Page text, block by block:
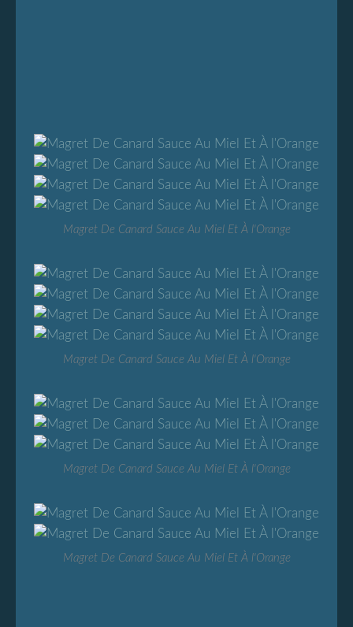
Magret De Canard Sauce Au Miel Et À l'Orange
Magret De Canard Sauce Au Miel Et À l'Orange
Magret De Canard Sauce Au Miel Et À l'Orange
Magret De Canard Sauce Au Miel Et À l'Orange